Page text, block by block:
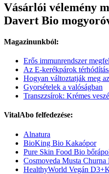
Vásárlói vélemény
Davert Bio
Magazinunkból:
Erős immunrendszer
Az E-kerékpárok
Hogyan változtatják meg
Gyorsételek a valóságban
Transzzsírok: Krémes
VitalAbo felfedezése:
Alnatura
BioKing Bio Kakaópor
Pure Skin Food Bio
Cosmoveda Musta Churna
HealthyWorld Vegán